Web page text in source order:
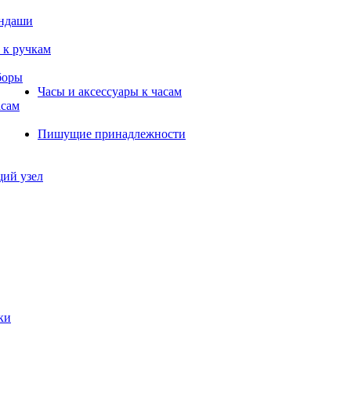
ручкам
Часы и аксессуары к часам
Пишущие принадлежности
узел